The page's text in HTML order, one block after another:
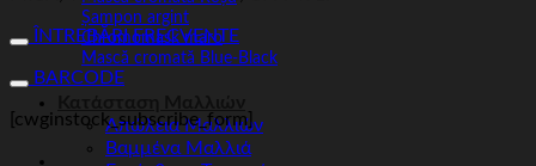
Șampon argint
Chromomask maro
Mască cromată Blue-Black
Απώλεια Μαλλιών
Βαμμένα Μαλλιά
ÎNTREBĂRI FRECVENTE
BARCODE
[cwginstock_subscribe_form]